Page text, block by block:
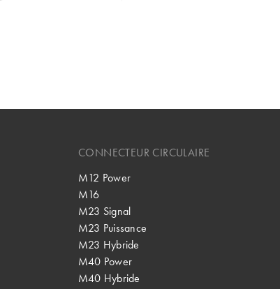
CONNECTEUR CIRCULAIRE
M12 Power
M16
M23 Signal
M23 Puissance
M23 Hybride
M40 Power
M40 Hybride